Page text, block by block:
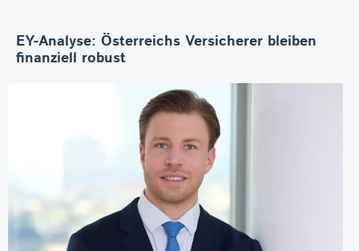
EY-Analyse: Österreichs Versicherer bleiben
finanziell robust